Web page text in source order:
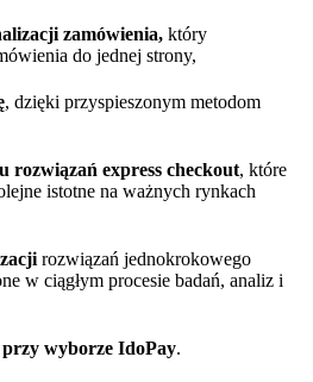
zamówienia, który
do jednej strony,
, dzięki przyspieszonym metodom
rozwiązań express checkout, które
istotne na ważnych rynkach
rozwiązań jednokrokowego
w ciągłym procesie badań, analiz i
wyborze IdoPay.